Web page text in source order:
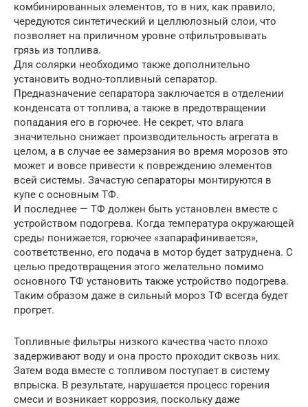
комбинированных элементов, то в них, как правило,
чередуются синтетический и целлюлозный слои, что
позволяет на приличном уровне отфильтровывать
грязь из топлива.
Для солярки необходимо также дополнительно
установить водно-топливный сепаратор.
Предназначение сепаратора заключается в отделении
конденсата от топлива, а также в предотвращении
попадания его в горючее. Не секрет, что влага
значительно снижает производительность агрегата в
целом, а в случае ее замерзания во время морозов это
может и вовсе привести к повреждению элементов
всей системы. Зачастую сепараторы монтируются в
купе с основным ТФ.
И последнее — ТФ должен быть установлен вместе с
устройством подогрева. Когда температура окружающей
среды понижается, горючее «запарафинивается»,
соответственно, его подача в мотор будет затруднена. С
целью предотвращения этого желательно помимо
основного ТФ установить также устройство подогрева.
Таким образом даже в сильный мороз ТФ всегда будет
прогрет.
Топливные фильтры низкого качества часто плохо
задерживают воду и она просто проходит сквозь них.
Затем вода вместе с топливом поступает в систему
впрыска. В результате, нарушается процесс горения
смеси и возникает коррозия, поскольку даже